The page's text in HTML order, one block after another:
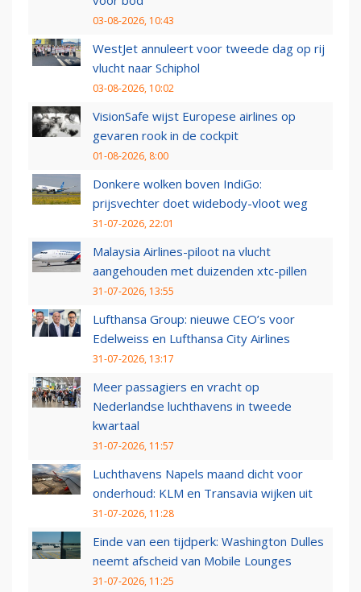
03-08-2026, 10:43
WestJet annuleert voor tweede dag op rij
vlucht naar Schiphol
03-08-2026, 10:02
VisionSafe wijst Europese airlines op
gevaren rook in de cockpit
01-08-2026, 8:00
Donkere wolken boven IndiGo:
prijsvechter doet widebody-vloot weg
31-07-2026, 22:01
Malaysia Airlines-piloot na vlucht
aangehouden met duizenden xtc-pillen
31-07-2026, 13:55
Lufthansa Group: nieuwe CEO’s voor
Edelweiss en Lufthansa City Airlines
31-07-2026, 13:17
Meer passagiers en vracht op
Nederlandse luchthavens in tweede
kwartaal
31-07-2026, 11:57
Luchthavens Napels maand dicht voor
onderhoud: KLM en Transavia wijken uit
31-07-2026, 11:28
Einde van een tijdperk: Washington Dulles
neemt afscheid van Mobile Lounges
31-07-2026, 11:25